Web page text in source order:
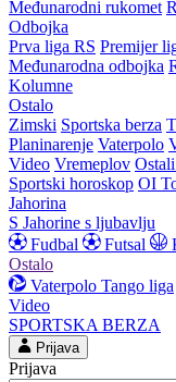
Međunarodni rukomet
Odbojka
Prva liga RS Premijer
Međunarodna odbojka
Kolumne
Ostalo
Zimski Sportska berza
Planinarenje Vaterpolo
Video Vremeplov
Sportski horoskop OI
Jahorina
S Jahorine s ljubavlju
Fudbal
Futsal
Ostalo
Vaterpolo Tango liga
Video
SPORTSKA BERZA
Prijava
Prijava